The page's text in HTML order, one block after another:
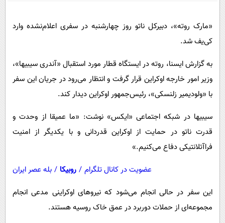
فناوری
حوادث
محیط زیست
سلامت
فرهنگی
بین الملل
حیات وحش
سیاست خارجی
روانشناسی
دانلود
«مارک روته»، دبیرکل ناتو روز چهارشنبه در سفری اعلام‌نشده وارد
کی‌یف شد.
به گزارش ایسنا، روته در ایستگاه قطار مورد استقبال «آندری سیبیها»،
وزیر امور خارجه اوکراین قرار گرفت و انتظار می‌رود در جریان این سفر
با «ولودیمیر زلنسکی»، رئیس‌جمهور اوکراین دیدار کند.
سیبیها در شبکه اجتماعی «ایکس» نوشت: «ما عمیقا از وحدت و
قدرت ناتو در حمایت از اوکراین قدردانی و با یکدیگر از امنیت
فراآتلانتیکی دفاع می‌کنیم.»
عضویت در کانال تلگرام / روبیکا / بله عصر ایران
این سفر در حالی انجام می‌شود که نیروهای اوکراینی مدعی انجام
مجموعه‌ای از حملات دوربرد در عمق خاک روسیه هستند.